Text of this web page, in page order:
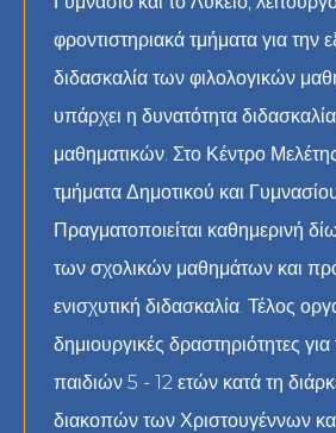
φροντιστηριακά τμήματα για την
διδασκαλία των φιλολογικών
υπάρχει η δυνατότητα
μαθηματικών. Στο Κέντρο
τμήματα Δημοτικού και
Πραγματοποιείται καθημερινή
των σχολικών μαθημάτων και
ενισχυτική διδασκαλία. Τέλος
δημιουργικές δραστηριότητες
παιδιών 5 - 12 ετών κατά τη
διακοπών των Χριστουγέννων